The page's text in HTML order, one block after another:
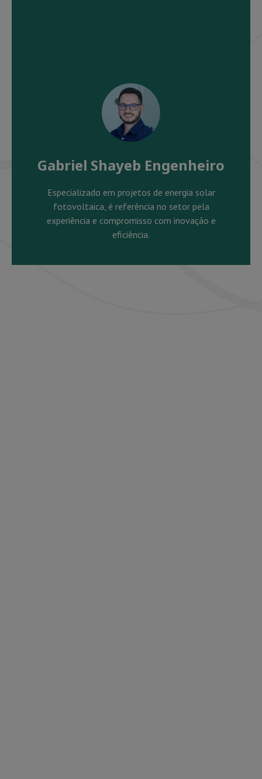
Gabriel Shayeb Engenheiro
Especializado em projetos de energia solar
fotovoltaica, é referência no setor pela
experiência e compromisso com inovação e
eficiência.